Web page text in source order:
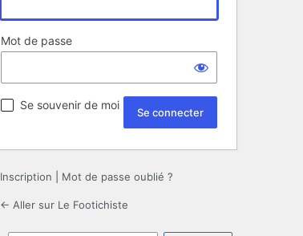
Mot de passe
Se souvenir de moi
Inscription Mot de passe oublié ?
← Aller sur Le Footichiste